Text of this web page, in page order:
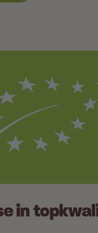
in